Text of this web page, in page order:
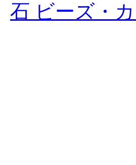
石 ビーズ・